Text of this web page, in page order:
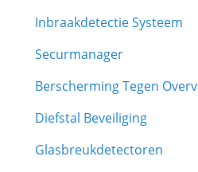
Inbraakdetectie Systeem
Securmanager
Berscherming Tegen
Diefstal Beveiliging
Glasbreukdetectoren